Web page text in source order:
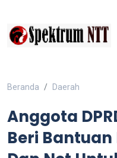
Beranda Daerah
Anggota
Beri